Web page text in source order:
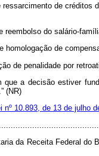
ressarcimento de créditos
reembolso do salário-
homologação de
de penalidade por
a decisão estiver
(NR)
nº 10.893, de 13 de julho
da Receita Federal do